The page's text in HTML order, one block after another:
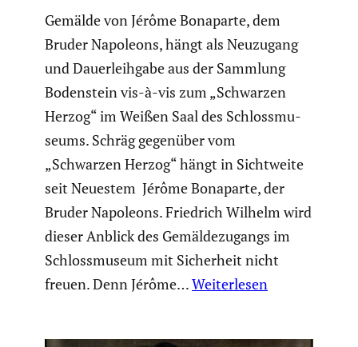
Gemälde von Jérôme Bonaparte, dem
Bruder Napoleons, hängt als Neuzugang
und Dauer­leih­gabe aus der Sammlung
Boden­stein vis-à-vis zum „Schwarzen
Herzog“ im Weißen Saal des Schloss­mu­
seums. Schräg gegenüber vom
„Schwarzen Herzog“ hängt in Sicht­weite
seit Neuestem Jérôme Bonaparte, der
Bruder Napoleons. Friedrich Wilhelm wird
dieser Anblick des Gemäl­de­zu­gangs im
Schloss­mu­seum mit Sicher­heit nicht
freuen. Denn Jérôme…Weiterlesen